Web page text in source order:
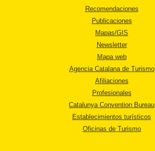
Recomendaciones
Publicaciones
Mapas/GIS
Newsletter
Mapa web
Agencia Catalana de Turismo
Afiliaciones
Profesionales
Catalunya Convention Bureau
Establecimientos turísticos
Oficinas de Turismo